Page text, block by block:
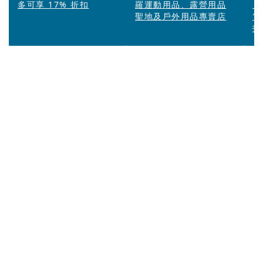
多可享 17% 折扣
羅運動用品、露營用品
聖地及戶外用品專賣店